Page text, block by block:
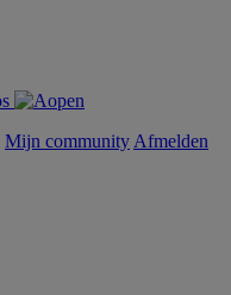
Mijn community Afmelden